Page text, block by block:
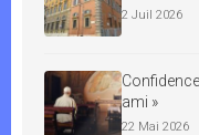
2 Juil 2026
ami »
22 Mai 2026